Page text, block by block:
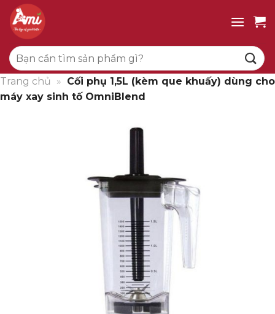
qua
dung
Tìm
kiếm:
Trang chủ » Cối phụ 1,5L (kèm que khuấy) dùng cho
máy xay sinh tố OmniBlend